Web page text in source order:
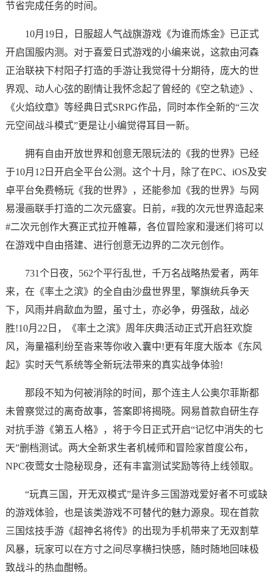
节省完成任务的时间。
10月19日，日服超人气战旗游戏《为谁而炼金》已正式
开启国服内测。对于喜爱日式游戏的小编来说，这款由河森
正治联袂下村阳子打造的手游让我觉得十分期待，庞大的世
界观、动人心弦的剧情让我怀念起了曾经的《空之轨迹》、
《火焰纹章》等经典日式SRPG作品，同时本作全新的“三次
元空间战斗模式”更是让小编觉得耳目一新。
拥有自由开放世界和创意无限玩法的《我的世界》已经
于10月12日开启全平台公测。这个十月，除了在PC、iOS及安
卓平台免费畅玩《我的世界》，还能参加《我的世界》与网
易漫画联手打造的二次元盛宴。日前，#我的次元世界造起来
#二次元创作大赛正式拉开帷幕，各位冒险家和漫迷们将可以
在游戏中自由搭建、进行创意无边界的二次元创作。
731个日夜，562个平行乱世，千万名战略热爱者，两年
来，在《率土之滨》的全自由沙盘世界里，擎旗统兵争天
下，风雨并肩歃血为盟，虽寸土，亦必争，毋强敌，战必
胜!10月22日，《率土之滨》周年庆典活动正式开启狂欢旋
风，海量福利纷至沓来等你收入囊中!更有年度大版本《东风
起》实时天气系统等全新玩法带来的真实战争体验!
那段不知为何被消除的时间，那个连主人公奥尔菲斯都
未曾察觉过的离奇故事，答案即将揭晓。网易首款自研生存
对抗手游《第五人格》，将于今日正式开启“记忆中消失的七
天”删档测试。两大全新求生者机械师和冒险家首度公布，
NPC夜莺女士隐秘现身，还有丰富测试奖励等待上线领取。
“玩真三国，开无双模式”是许多三国游戏爱好者不可或缺
的游戏体验，也是该类游戏不可替代的魅力源泉。现在首款
三国炫技手游《超神名将传》的出现为手机带来了无双割草
风暴，玩家可以在方寸之间尽享横扫快感，随时随地回味极
致战斗的热血酣畅。